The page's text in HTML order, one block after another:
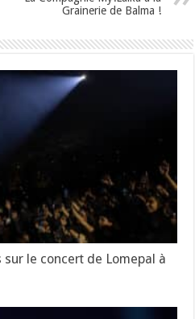
Grainerie de Balma !
le concert de Lomepal à